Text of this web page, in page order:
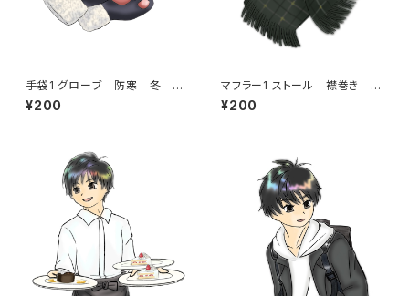
手袋1 グローブ 防寒 冬 寒
い 肉球
¥200
マフラー1 ストール 襟巻き 防
寒 冬 寒い ギフト チェック
柄
¥200